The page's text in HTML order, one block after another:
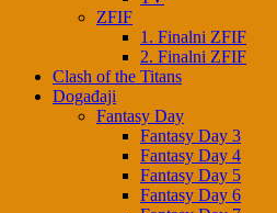
ZFIF
1. Finalni ZFIF
2. Finalni ZFIF
Clash of the Titans
Događaji
Fantasy Day
Fantasy Day 3
Fantasy Day 4
Fantasy Day 5
Fantasy Day 6